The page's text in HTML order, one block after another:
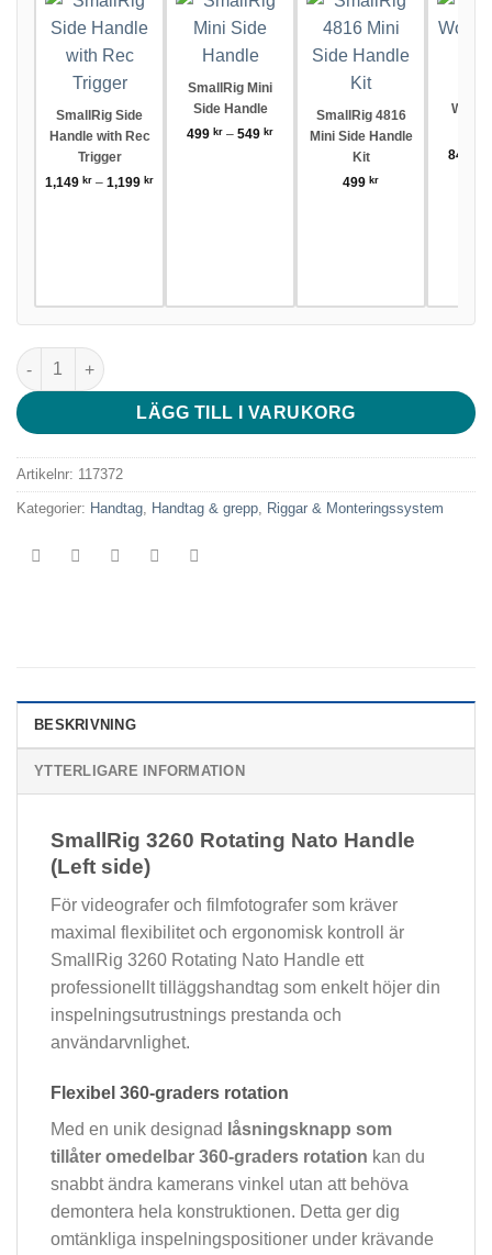
SmallRig Side
Handle with Rec
Trigger
1,149 kr – 1,199 krPrisintervall:
SmallRig Mini
Side Handle
499 kr – 549 krPrisintervall:
SmallRig 4816
Mini Side Handle
Kit
499 kr
849
SmallRig 3260 Rotating Nato Handle (Left side) mängd
LÄGG TILL I VARUKORG
Artikelnr: 117372
Kategorier: Handtag, Handtag & grepp, Riggar & Monteringssystem
BESKRIVNING
YTTERLIGARE INFORMATION
SmallRig 3260 Rotating Nato Handle
(Left side)
För videografer och filmfotografer som kräver
maximal flexibilitet och ergonomisk kontroll är
SmallRig 3260 Rotating Nato Handle ett
professionellt tilläggshandtag som enkelt höjer din
inspelningsutrustnings prestanda och
användarvnlighet.
Flexibel 360-graders rotation
Med en unik designad låsningsknapp som
tillåter omedelbar 360-graders rotation kan du
snabbt ändra kamerans vinkel utan att behöva
demontera hela konstruktionen. Detta ger dig
omtänkliga inspelningspositioner under krävande